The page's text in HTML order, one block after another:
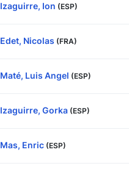
Izaguirre, Ion (ESP)
Edet, Nicolas (FRA)
Maté, Luis Angel (ESP)
Izaguirre, Gorka (ESP)
Mas, Enric (ESP)